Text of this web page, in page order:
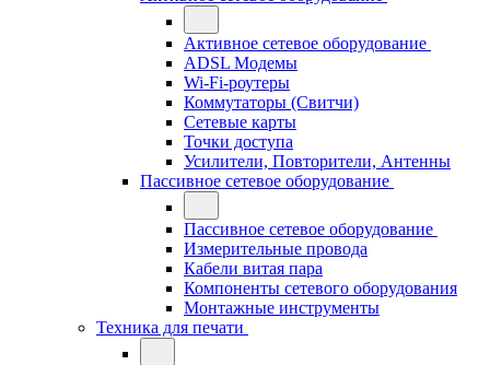
Активное сетевое оборудование
ADSL Модемы
Wi-Fi-роутеры
Коммутаторы (Свитчи)
Сетевые карты
Точки доступа
Усилители, Повторители, Антенны
Пассивное сетевое оборудование
Пассивное сетевое оборудование
Измерительные провода
Кабели витая пара
Компоненты сетевого оборудования
Монтажные инструменты
Техника для печати